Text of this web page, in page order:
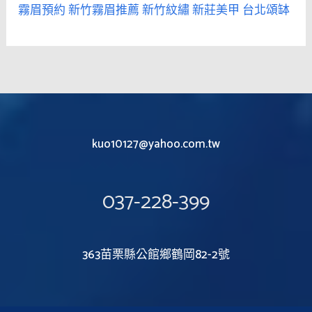
霧眉預約新竹霧眉推薦新竹紋繡新莊美甲 台北頌缽
kuo10127@yahoo.com.tw
037-228-399
363苗栗縣公館鄉鶴岡82-2號